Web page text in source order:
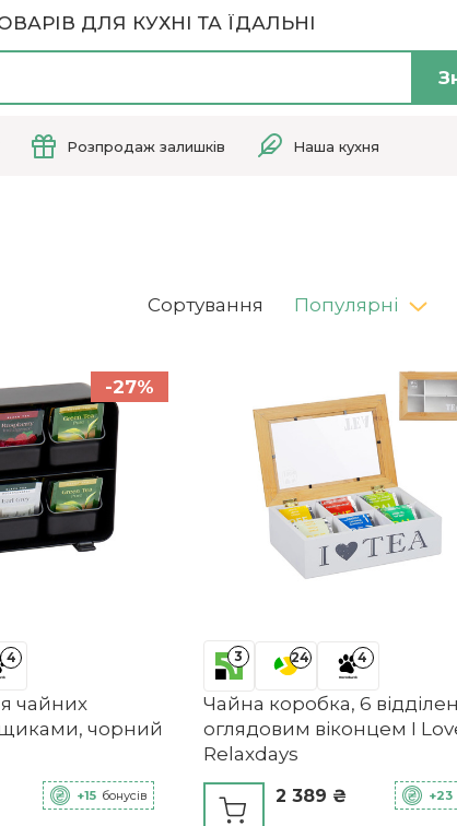
ДЛЯ КУХНІ ТА ЇДАЛЬНІ
Розпродаж залишків Наша кухня
Сортування Популярні
4
чайних
чорний
-27%
+15 бонусів
3 24 4
Чайна коробка, 6
оглядовим віконцем I
Relaxdays
2 389 ₴ +23